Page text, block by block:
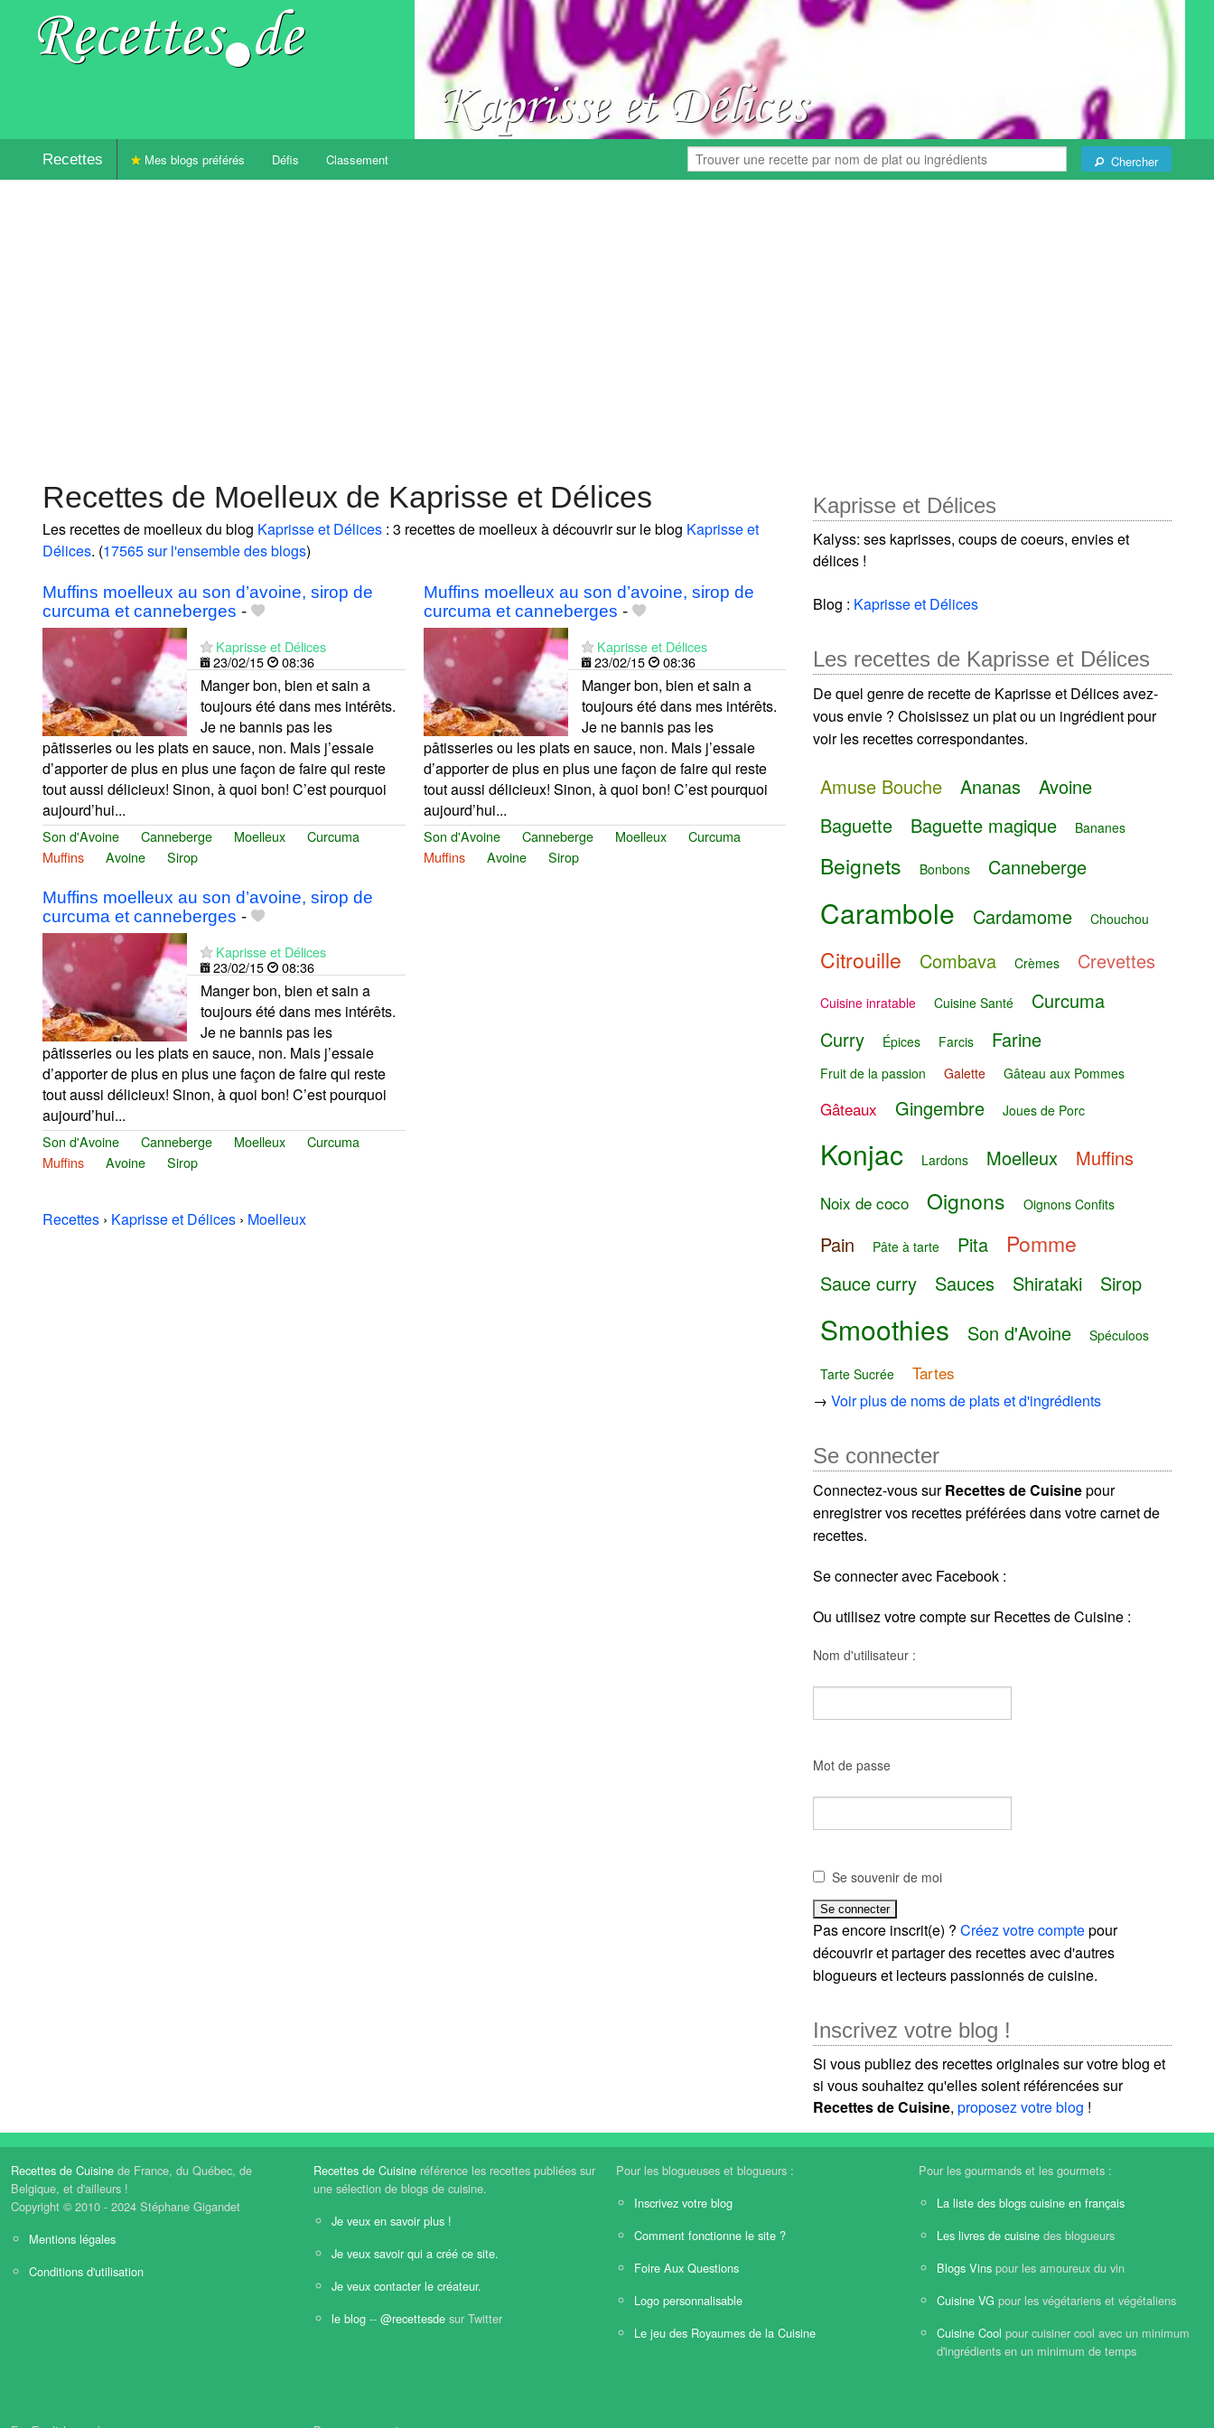
Recettes Chercher
Mes blogs préférés Défis Classement
Recettes de Moelleux de Kaprisse et Délices
Les recettes de moelleux du blog Kaprisse et Délices : 3 recettes de moelleux à découvrir sur le blog Kaprisse et
Délices. (17565 sur l'ensemble des blogs)
Muffins moelleux au son d’avoine, sirop de
curcuma et canneberges -
Kaprisse et Délices
23/02/15
08:36
Manger bon, bien et sain a
toujours été dans mes intérêts.
Je ne bannis pas les
pâtisseries ou les plats en sauce, non. Mais j’essaie
d’apporter de plus en plus une façon de faire qui reste
tout aussi délicieux! Sinon, à quoi bon! C’est pourquoi
aujourd’hui...
Son d'Avoine Canneberge Moelleux
Curcuma
Muffins
Avoine Sirop
Muffins moelleux au son d’avoine, sirop de
curcuma et canneberges -
Kaprisse et Délices
23/02/15
08:36
Manger bon, bien et sain a
toujours été dans mes intérêts.
Je ne bannis pas les
pâtisseries ou les plats en sauce, non. Mais j’essaie
d’apporter de plus en plus une façon de faire qui reste
tout aussi délicieux! Sinon, à quoi bon! C’est pourquoi
aujourd’hui...
Son d'Avoine Canneberge Moelleux
Curcuma
Muffins
Avoine Sirop
Muffins moelleux au son d’avoine, sirop de
curcuma et canneberges -
Kaprisse et Délices
23/02/15
08:36
Manger bon, bien et sain a
toujours été dans mes intérêts.
Je ne bannis pas les
pâtisseries ou les plats en sauce, non. Mais j’essaie
d’apporter de plus en plus une façon de faire qui reste
tout aussi délicieux! Sinon, à quoi bon! C’est pourquoi
aujourd’hui...
Son d'Avoine Canneberge Moelleux
Curcuma
Muffins
Avoine Sirop
Recettes › Kaprisse et Délices › Moelleux
Kaprisse et Délices
Kalyss: ses kaprisses, coups de coeurs, envies et
délices !
Blog : Kaprisse et Délices
Les recettes de Kaprisse et Délices
De quel genre de recette de Kaprisse et Délices avez-
vous envie ? Choisissez un plat ou un ingrédient pour
voir les recettes correspondantes.
Amuse Bouche Ananas
Avoine
Baguette
Baguette magique Bananes
Beignets Bonbons Canneberge
Carambole Cardamome Chouchou
Citrouille Combava Crèmes Crevettes
Cuisine inratable Cuisine Santé
Curcuma
Curry
Épices Farcis Farine
Fruit de la passion Galette Gâteau aux Pommes
Gâteaux Gingembre Joues de Porc
Konjac Lardons Moelleux Muffins
Noix de coco Oignons Oignons Confits
Pain Pâte à tarte Pita Pomme
Sauce curry Sauces Shirataki Sirop
Smoothies Son d'Avoine Spéculoos
Tarte Sucrée Tartes
→Voir plus de noms de plats et d'ingrédients
Se connecter
Connectez-vous surRecettes de Cuisinepour
enregistrer vos recettes préférées dans votre carnet de
recettes.
Se connecter avec Facebook :
Ou utilisez votre compte sur Recettes de Cuisine :
Nom d'utilisateur :
Mot de passe
Se souvenir de moi
Pas encore inscrit(e) ?Créez votre comptepour
découvrir et partager des recettes avec d'autres
blogueurs et lecteurs passionnés de cuisine.
Inscrivez votre blog !
Si vous publiez des recettes originales sur votre blog et
si vous souhaitez qu'elles soient référencées sur
Recettes de Cuisine,proposez votre blog !
Recettes de Cuisine de France, du Québec, de
Belgique, et d'ailleurs !
Copyright © 2010 - 2024 Stéphane Gigandet
Mentions légales
Conditions d'utilisation
Recettes de Cuisine référence les recettes publiées sur
une sélection de blogs de cuisine.
Je veux en savoir plus !
Je veux savoir qui a créé ce site.
Je veux contacter le créateur.
le blog -- @recettesde sur Twitter
Pour les blogueuses et blogueurs :
Inscrivez votre blog
Comment fonctionne le site ?
Foire Aux Questions
Logo personnalisable
Le jeu des Royaumes de la Cuisine
Pour les gourmands et les gourmets :
La liste des blogs cuisine en français
Les livres de cuisine des blogueurs
Blogs Vins pour les amoureux du vin
Cuisine VG pour les végétariens et végétaliens
Cuisine Cool pour cuisiner cool avec un minimum
d'ingrédients en un minimum de temps